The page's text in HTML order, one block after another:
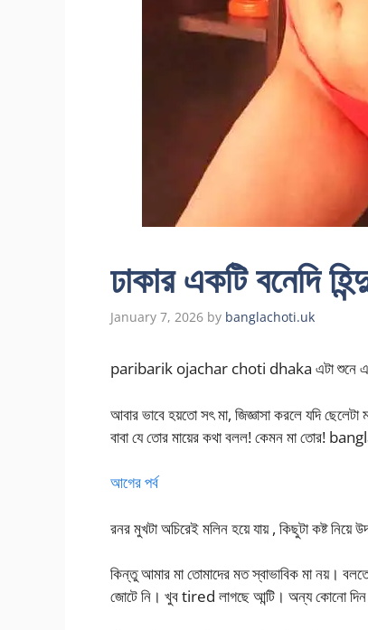
ঢাকার একটি বনেদি
January 7, 2026 by banglachoti.uk
paribarik ojachar choti dhaka এটা শুনে একটু
আবার ভাবে হয়তো সৎ মা, জিজ্ঞাসা করলে যদি
বাবা যে তোর মায়ের কথা বলল! কেমন মা তোর!
আগের পর্ব
রনর মুখটা অচিরেই মলিন হয়ে যায় , কিছুটা কষ্ট নিয়ে
কিন্তু আমার মা তোমাদের মত স্বাভাবিক মা নয়।
জোটে নি। খুব tired লাগছে আন্টি। অন্য কোনো